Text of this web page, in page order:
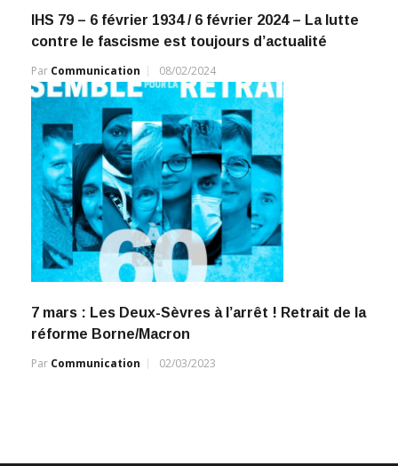
IHS 79 – 6 février 1934 / 6 février 2024 – La lutte
contre le fascisme est toujours d’actualité
Par Communication 08/02/2024
7 mars : Les Deux-Sèvres à l’arrêt ! Retrait de la
réforme Borne/Macron
Par Communication 02/03/2023